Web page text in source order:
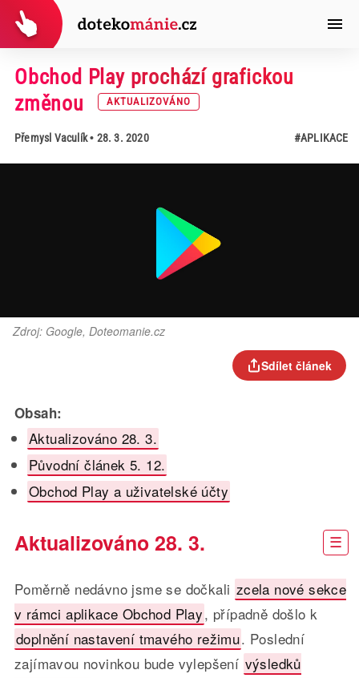
Obchod Play prochází grafickou
změnou
AKTUALIZOVÁNO
Přemysl Vaculík• 28. 3. 2020 #APLIKACE
Zdroj: Google, Doteomanie.cz
Sdílet článek
Obsah:
Aktualizováno 28. 3.
Původní článek 5. 12.
Obchod Play a uživatelské účty
Aktualizováno 28. 3.
Poměrně nedávno jsme se dočkali zcela nové sekce
v rámci aplikace Obchod Play, případně došlo k
doplnění nastavení tmavého režimu. Poslední
zajímavou novinkou bude vylepšení výsledků